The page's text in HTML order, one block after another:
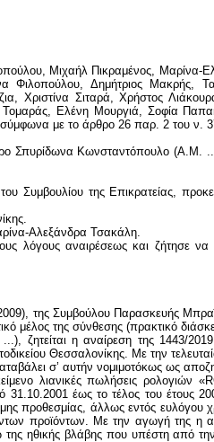
Μιχαήλ Πικραμένος, Μαρίνα-
Φιλοπούλου, Δημήτριος Μακρής,
Χριστίνα Σιταρά, Χρήστος
Ελένη Μουργιά, Σοφία
με το άρθρο 26 παρ. 2 του ν.
Σπυρίδωνα Κωνσταντόπουλο (Α.Μ.
της Επικρατείας,
Αλεξάνδρα Τσακάλη.
λόγους αναιρέσεως και ζήτησε
της Συμβούλου Παρασκευής
μέλος της σύνθεσης (πρακτικό
η αναίρεση της 1443/2019
Θεσσαλονίκης. Με την
σ’ αυτήν νομιμοτόκως ως
λιανικές πωλήσεις ρολογιών
έως το τέλος του έτους
προθεσμίας, άλλως εντός ευλόγου
προϊόντων. Με την αγωγή της η
ηθικής βλάβης που υπέστη από